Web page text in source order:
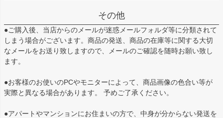
その他
●ご購入後、当店からのメールが迷惑メールフォルダ等に分類されて
しまう場合がございます。商品の発送、商品の在庫等に関する大切
なメールをお送り致しますので、メールのご確認を随時お願い致し
ます。
●お客様のお使いのPCやモニターによって、商品画像の色合い等が
実際と異なる場合があります。 予めご了承ください。
●アパートやマンションにお住まいの方で、中身が分からない発送を